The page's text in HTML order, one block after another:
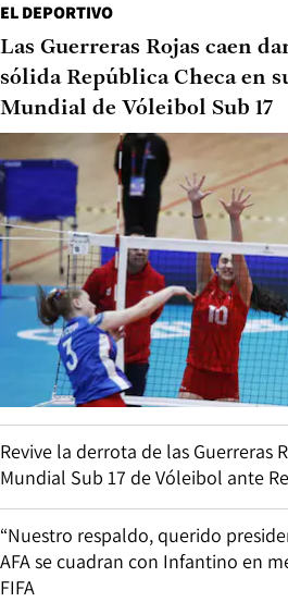
EL DEPORTIVO
Las Guerreras Rojas caen
sólida República Checa en
Mundial de Vóleibol Sub 17
Revive la derrota de las Guerreras
Mundial Sub 17 de Vóleibol ante
“Nuestro respaldo, querido
AFA se cuadran con Infantino en
FIFA